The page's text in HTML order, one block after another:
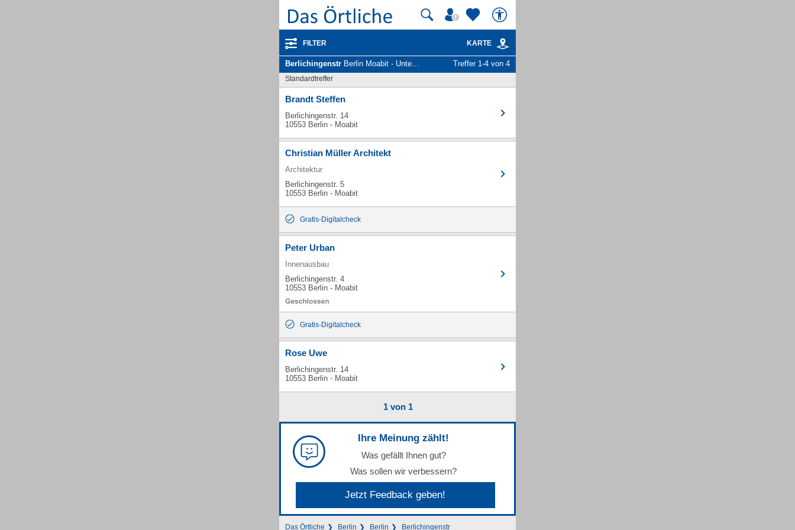
FILTER KARTE
Berlichingenstr Berlin Moabit - Unternehmen und Personen Treffer 1-4 von 4
Standardtreffer
Brandt Steffen
Berlichingenstr. 14
10553 Berlin - Moabit
Christian Müller Architekt
Architektur
Berlichingenstr. 5
10553 Berlin - Moabit
Gratis-Digitalcheck
Peter Urban
Innenausbau
Berlichingenstr. 4
10553 Berlin - Moabit
Gratis-Digitalcheck
Rose Uwe
Berlichingenstr. 14
10553 Berlin - Moabit
1 von 1
Ihre Meinung zählt!
Was gefällt Ihnen gut?
Was sollen wir verbessern?
Jetzt Feedback geben!
Das Örtliche Berlin Berlin Berlichingenstr